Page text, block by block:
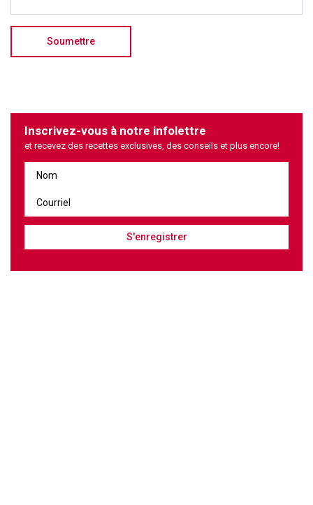
Inscrivez-vous à notre infolettre
et recevez des recettes exclusives, des conseils et plus encore!